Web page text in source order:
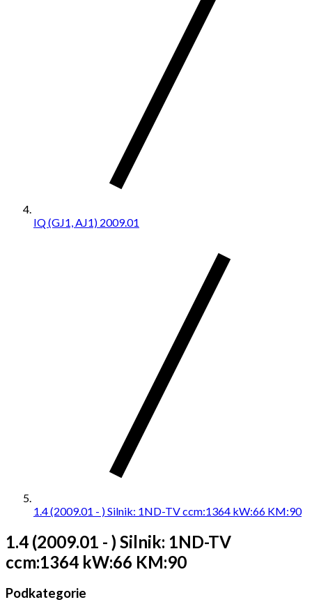
IQ (GJ1, AJ1) 2009.01
1.4 (2009.01 - ) Silnik: 1ND-TV ccm:1364 kW:66 KM:90
1.4 (2009.01 - ) Silnik: 1ND-TV
ccm:1364 kW:66 KM:90
Podkategorie